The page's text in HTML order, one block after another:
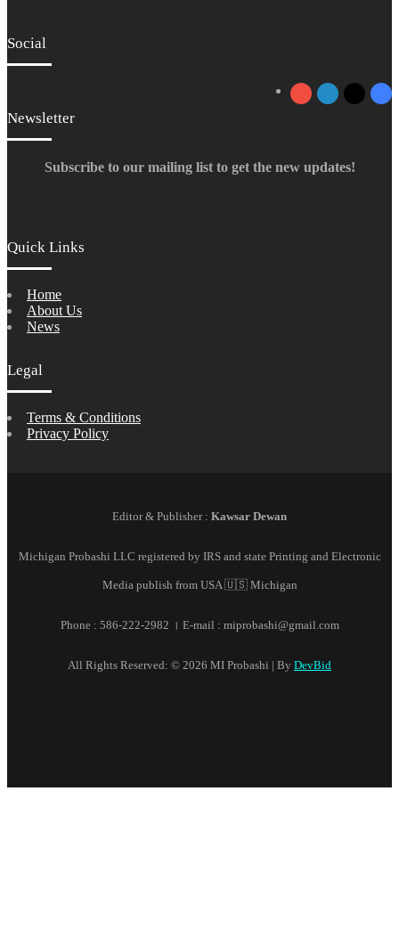
Social
X
LinkedIn
YouTube
Newsletter
Subscribe to our mailing list to get the new updates!
Quick Links
Home
About Us
News
Legal
Terms & Conditions
Privacy Policy
Editor & Publisher : Kawsar Dewan
Michigan Probashi LLC registered by IRS and state Printing and Electronic
Media publish from USA 🇺🇸 Michigan
Phone : 586-222-2982 । E-mail : miprobashi@gmail.com
All Rights Reserved: © 2026 MI Probashi | By DevBid